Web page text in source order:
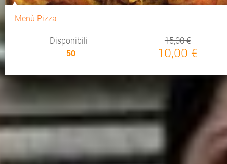
Menù Pizza
Disponibili
50
15,00 €
10,00 €